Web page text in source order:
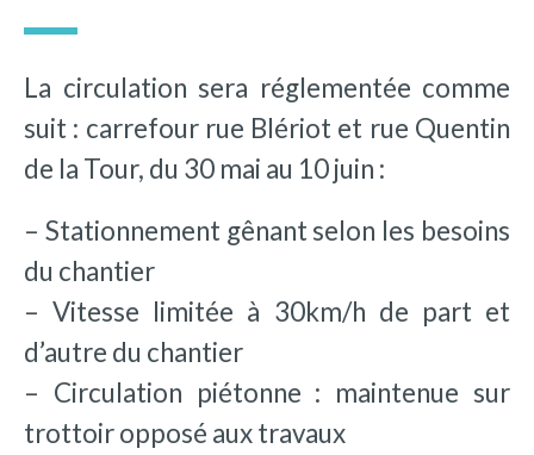
La circulation sera réglementée comme
suit : carrefour rue Blériot et rue Quentin
de la Tour, du 30 mai au 10 juin :
– Stationnement gênant selon les besoins
du chantier
– Vitesse limitée à 30km/h de part et
d’autre du chantier
– Circulation piétonne : maintenue sur
trottoir opposé aux travaux